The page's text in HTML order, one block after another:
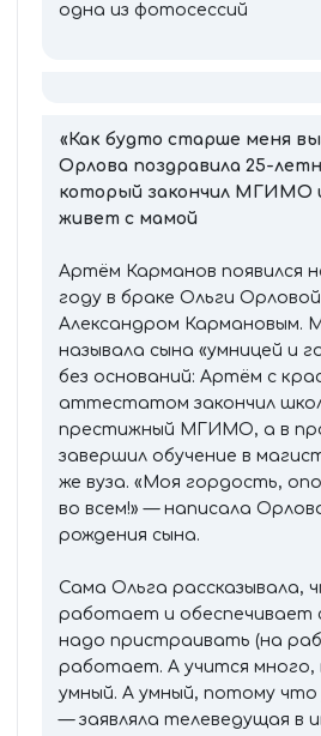
одна из фотосессий
«Как будто старше меня
Орлова поздравила 25-
который закончил МГИМО
живет с мамой
Артём Карманов появился
году в браке Ольги
Александром Кармановым.
называла сына «умницей и
без оснований: Артём с
аттестатом закончил
престижный МГИМО, а в
завершил обучение в
же вуза. «Моя гордость,
во всем!» — написала
рождения сына.
Сама Ольга рассказывала,
работает и обеспечивает
надо пристраивать (на
работает. А учится
умный. А умный, потому что
— заявляла телеведущая в